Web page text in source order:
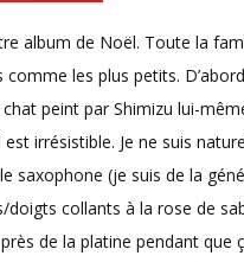
album de Noël. Toute la
comme les plus petits.
chat peint par Shimizu lui-
est irrésistible. Je ne suis
saxophone (je suis de la
doigts collants à la rose de
de la platine pendant que